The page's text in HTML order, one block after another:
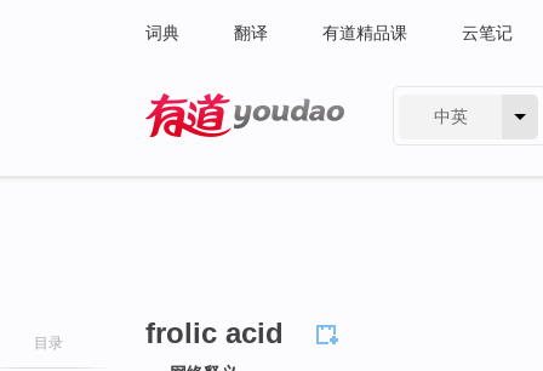
词典 翻译 有道精品课 云笔记
中英
目录 frolic acid